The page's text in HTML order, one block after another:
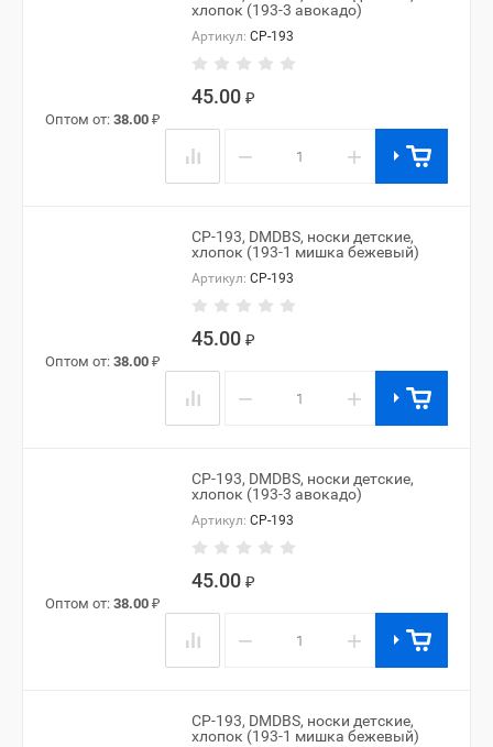
хлопок (193-3 авокадо)
Артикул: CP-193
45.00 ₽
Оптом от: 38.00 ₽
− +
CP-193, DMDBS, носки детские,
хлопок (193-1 мишка бежевый)
Артикул: CP-193
45.00 ₽
Оптом от: 38.00 ₽
− +
CP-193, DMDBS, носки детские,
хлопок (193-3 авокадо)
Артикул: CP-193
45.00 ₽
Оптом от: 38.00 ₽
− +
CP-193, DMDBS, носки детские,
хлопок (193-1 мишка бежевый)